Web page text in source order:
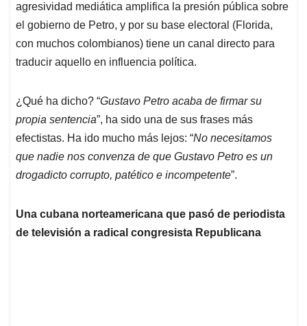
agresividad mediática amplifica la presión pública sobre
el gobierno de Petro, y por su base electoral (Florida,
con muchos colombianos) tiene un canal directo para
traducir aquello en influencia política.
¿Qué ha dicho? “Gustavo Petro acaba de firmar su
propia sentencia”, ha sido una de sus frases más
efectistas. Ha ido mucho más lejos: “No necesitamos
que nadie nos convenza de que Gustavo Petro es un
drogadicto corrupto, patético e incompetente”.
Una cubana norteamericana que pasó de periodista
de televisión a radical congresista Republicana